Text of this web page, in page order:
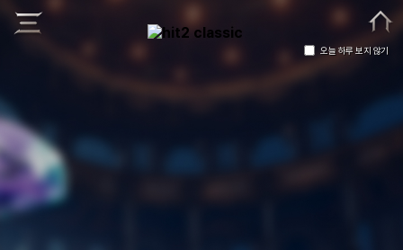
오늘 하루 보지 않기
© NEXON Korea Corp. & NEXON GAMES Corp. All Rights Reserved.